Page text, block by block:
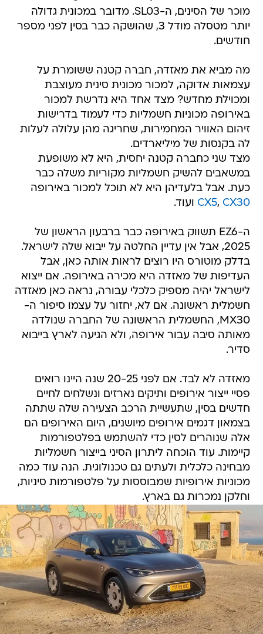
מוכר של הסינים, ה-SL03. מדובר במכונית גדולה
יותר מטסלה מודל 3, שהושקה כבר בסין לפני מספר
חודשים.
מה מביא את מאזדה, חברה קטנה ששומרת על
עצמאות אדוקה, למכור מכונית סינית מעוצבת
ומכוילת מחדש? מצד אחד היא נדרשת למכור
באירופה מכוניות חשמליות כדי לעמוד בדרישות
זיהום האוויר המחמירות, שחריגה מהן עלולה לעלות
לה בקנסות של מיליארדים.
מצד שני כחברה קטנה יחסית, היא לא משופעת
במשאבים להשיק חשמליות מקוריות משלה כבר
כעת. אבל בלעדיהן היא לא תוכל למכור באירופה
CX5, CX30 ועוד.
ה-EZ6 תשווק באירופה כבר ברבעון הראשון של
2025, אבל אין עדיין החלטה על ייבוא שלה לישראל.
בדלק מוטורס היו רוצים לראות אותה כאן, אבל
העדיפות של מאזדה היא מכירה באירופה. אם ייצוא
לישראל יהיה מספיק כלכלי עבורה, נראה כאן מאזדה
חשמלית ראשונה. אם לא, יחזור על עצמו סיפור ה-
MX30, החשמלית הראשונה של החברה שנולדה
מאותה סיבה עבור אירופה, ולא הגיעה לארץ בייבוא
סדיר.
מאזדה לא לבד. אם לפני 20-25 שנה היינו רואים
פסיי ייצור אירופים ותיקים נארזים ונשלחים לחיים
חדשים בסין, שתעשיית הרכב הצעירה שלה שתתה
בצמאון דגמים אירופים מיושנים, היום האירופים הם
אלה שנוהרים לסין כדי להשתמש בפלטפורמות
קיימות. עוד הוכחה ליתרון הסיני בייצור חשמליות
מבחינה כלכלית ולעתים גם טכנולוגית. הנה עוד כמה
מכוניות אירופיות שמבוססות על פלטפורמות סיניות,
וחלקן נמכרות גם בארץ.